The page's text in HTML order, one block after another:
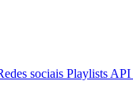
sociais Playlists API